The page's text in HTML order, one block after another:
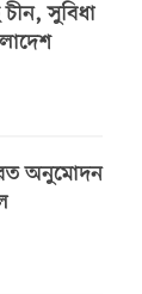
চীন, সুবিধা
অনুমোদন